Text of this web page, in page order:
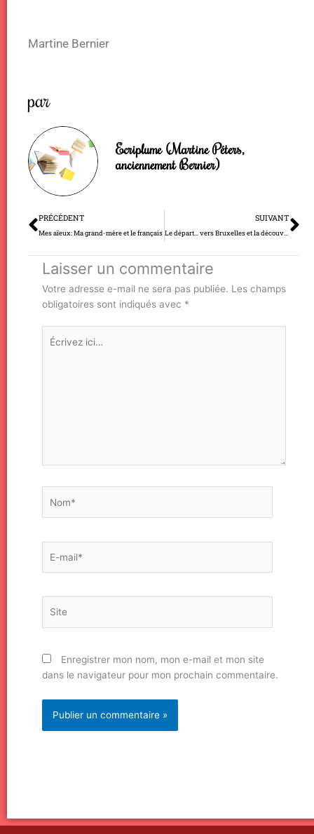
Martine Bernier
par
Ecriplume (Martine Péters,
anciennement Bernier)
Précédent
PRÉCÉDENT
Mes aïeux: Ma grand-mère et le français
SUIVANT
Le départ… vers Bruxelles et la découverte des ancêtres
Laisser un commentaire
Votre adresse e-mail ne sera pas publiée. Les champs
obligatoires sont indiqués avec *
Écrivez
ici…
mail*
Enregistrer mon nom, mon e-mail et mon site
dans le navigateur pour mon prochain commentaire.